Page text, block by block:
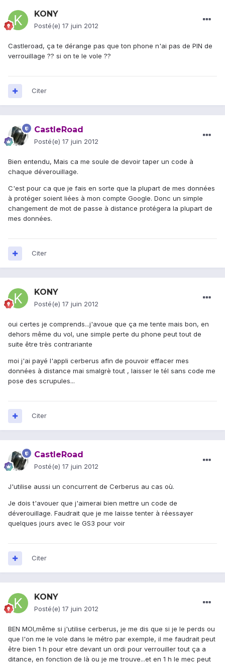
KONY
Posté(e) 17 juin 2012
Castleroad, ça te dérange pas que ton phone n'ai pas de PIN de
verrouillage ?? si on te le vole ??
Citer
CastleRoad
Posté(e) 17 juin 2012
Bien entendu, Mais ca me soule de devoir taper un code à
chaque déverouillage.
C'est pour ca que je fais en sorte que la plupart de mes données
à protéger soient liées à mon compte Google. Donc un simple
changement de mot de passe à distance protégera la plupart de
mes données.
Citer
KONY
Posté(e) 17 juin 2012
oui certes je comprends...j'avoue que ça me tente mais bon, en
dehors même du vol, une simple perte du phone peut tout de
suite être très contrariante
moi j'ai payé l'appli cerberus afin de pouvoir effacer mes
données à distance mai smalgrè tout , laisser le tél sans code me
pose des scrupules...
Citer
CastleRoad
Posté(e) 17 juin 2012
J'utilise aussi un concurrent de Cerberus au cas où.
Je dois t'avouer que j'aimerai bien mettre un code de
déverouillage. Faudrait que je me laisse tenter à réessayer
quelques jours avec le GS3 pour voir
Citer
KONY
Posté(e) 17 juin 2012
BEN MOI,même si j'utilise cerberus, je me dis que si je le perds ou
que l'on me le vole dans le métro par exemple, il me faudrait peut
être bien 1 h pour etre devant un ordi pour verrouiller tout ça a
ditance, en fonction de là ou je me trouve...et en 1 h le mec peut